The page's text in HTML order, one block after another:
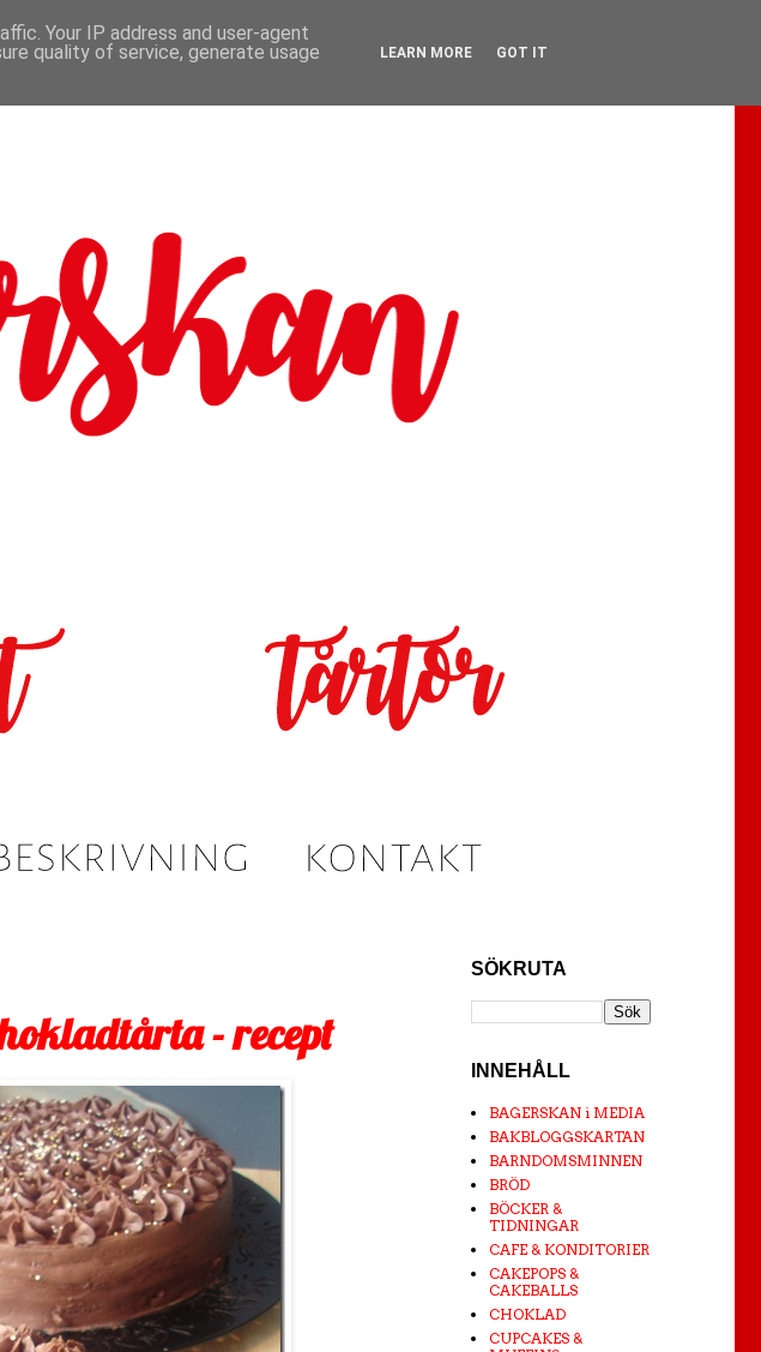
- recept
SÖKRUTA
INNEHÅLL
BAGERSKAN i MEDIA
BAKBLOGGSKARTAN
BARNDOMSMINNEN
BRÖD
BÖCKER &
TIDNINGAR
CAFE & KONDITORIER
CAKEPOPS &
CAKEBALLS
CHOKLAD
CUPCAKES &
Your IP address and user-agent
quality of service, generate usage
LEARN MORE GOT IT